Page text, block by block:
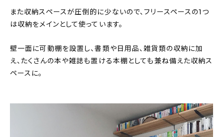
また収納スペースが圧倒的に少ないので、フリースペースの1つ
は収納をメインとして使っています。
壁一面に可動棚を設置し、書類や日用品、雑貨類の収納に加
え、たくさんの本や雑誌も置ける本棚としても兼ね備えた収納ス
ペースに。